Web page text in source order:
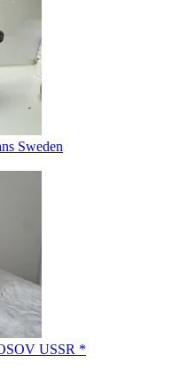
Sweden
USSR *